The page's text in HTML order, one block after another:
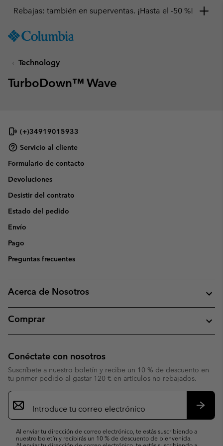
TO
SKIP
MAIN
SEARCH
Rebajas: también en superventas. ¡Hasta el -50 %!
Technology
TurboDown™ Wave
(+)34919015933
Servicio al cliente
Formulario de contacto
Devoluciones
Desistir del contrato
Estado del pedido
Envío
Pago
Preguntas frecuentes
Acerca de Nosotros
Comprar
Conéctate con nosotros
Suscríbete a nuestro boletín y recibe un 10 % de descuento en
tu primer pedido al gastar 120 € en artículos no rebajados.
Suscripción
de
correo
Al enviar tu dirección de correo electrónico, te estás suscribiendo a
nuestro boletín y recibirás un 10 % de descuento de bienvenida.